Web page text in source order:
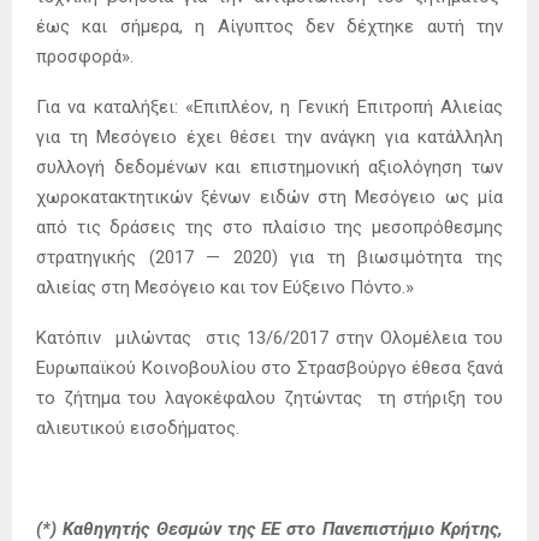
έως και σήμερα, η Αίγυπτος δεν δέχτηκε αυτή την
προσφορά».
Για να καταλήξει: «Επιπλέον, η Γενική Επιτροπή Αλιείας
για τη Μεσόγειο έχει θέσει την ανάγκη για κατάλληλη
συλλογή δεδομένων και επιστημονική αξιολόγηση των
χωροκατακτητικών ξένων ειδών στη Μεσόγειο ως μία
από τις δράσεις της στο πλαίσιο της μεσοπρόθεσμης
στρατηγικής (2017 — 2020) για τη βιωσιμότητα της
αλιείας στη Μεσόγειο και τον Εύξεινο Πόντο.»
Κατόπιν μιλώντας στις 13/6/2017 στην Ολομέλεια του
Ευρωπαϊκού Κοινοβουλίου στο Στρασβούργο έθεσα ξανά
το ζήτημα του λαγοκέφαλου ζητώντας τη στήριξη του
αλιευτικού εισοδήματος.
(*) Καθηγητής Θεσμών της ΕΕ στο Πανεπιστήμιο Κρήτης,